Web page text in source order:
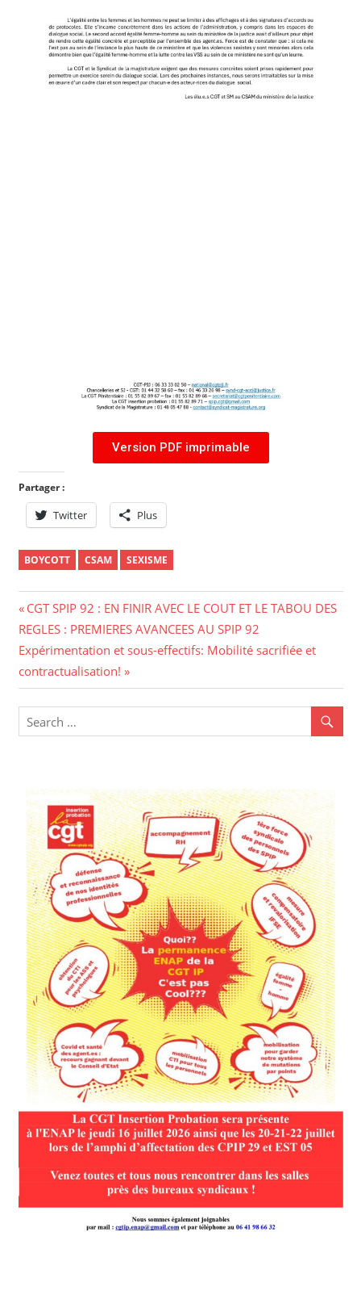
Version PDF imprimable
Partager :
Twitter Plus
BOYCOTT CSAM SEXISME
CGT SPIP 92 : EN FINIR AVEC LE COUT ET LE TABOU DES
REGLES : PREMIERES AVANCEES AU SPIP 92
Expérimentation et sous-effectifs: Mobilité sacrifiée et
contractualisation!